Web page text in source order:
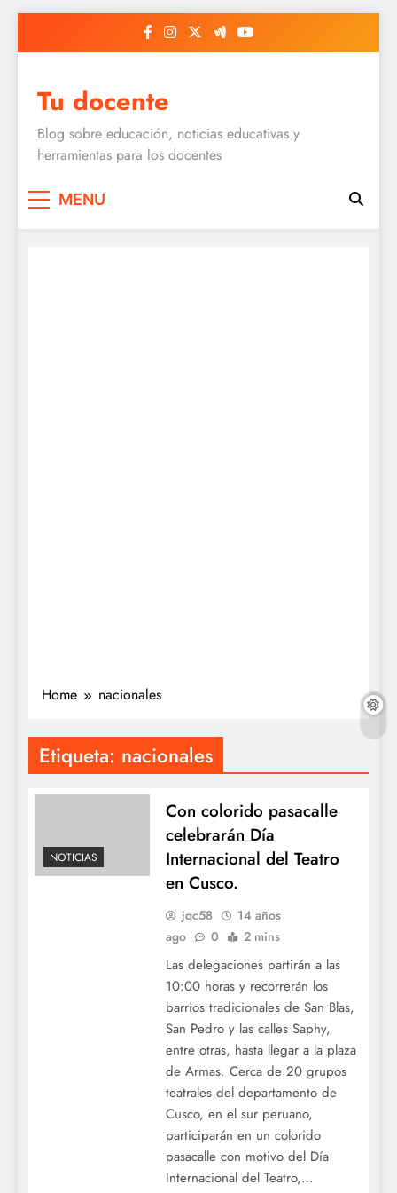
Tu docente
Blog sobre educación, noticias educativas y
herramientas para los docentes
MENU
Home nacionales
Etiqueta: nacionales
NOTICIAS
Con colorido pasacalle
celebrarán Día
Internacional del Teatro
en Cusco.
jqc58
14 años
ago
0 2 mins
Las delegaciones partirán a las
10:00 horas y recorrerán los
barrios tradicionales de San Blas,
San Pedro y las calles Saphy,
entre otras, hasta llegar a la plaza
de Armas. Cerca de 20 grupos
teatrales del departamento de
Cusco, en el sur peruano,
participarán en un colorido
pasacalle con motivo del Día
Internacional del Teatro,…